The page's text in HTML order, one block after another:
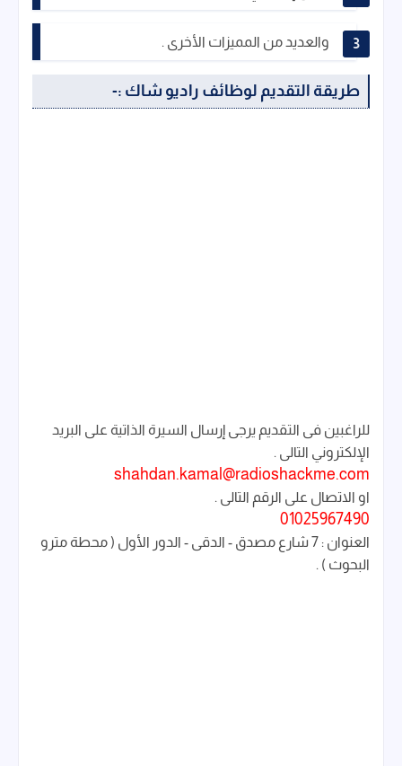
والعديد من المميزات الأخرى .
طريقة التقديم لوظائف راديو شاك :-
للراغبين فى التقديم يرجى إرسال السيرة الذاتية على البريد
الإلكتروني التالى .
shahdan.kamal@radioshackme.com
او الاتصال على الرقم التالى .
01025967490
العنوان : 7 شارع مصدق - الدقى - الدور الأول ( محطة مترو
البحوث ) .